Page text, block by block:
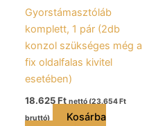
Gyorstámasztóláb
komplett, 1 pár (2db
konzol szükséges még a
fix oldalfalas kivitel
esetében)
18.625Ft nettó (23.654Ft
bruttó)
Kosárba